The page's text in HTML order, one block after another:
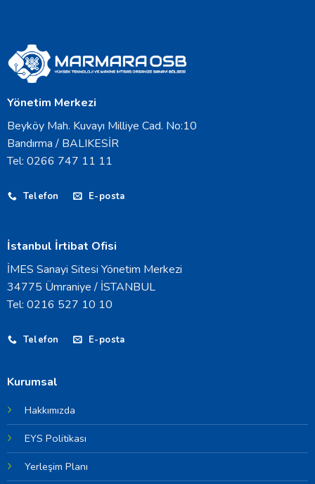
Yönetim Merkezi
Beyköy Mah. Kuvayı Milliye Cad. No:10
Bandırma / BALIKESİR
Tel: 0266 747 11 11
Telefon E-posta
İstanbul İrtibat Ofisi
İMES Sanayi Sitesi Yönetim Merkezi
34775 Ümraniye / İSTANBUL
Tel: 0216 527 10 10
Telefon E-posta
Kurumsal
Hakkımızda
EYS Politikası
Yerleşim Planı